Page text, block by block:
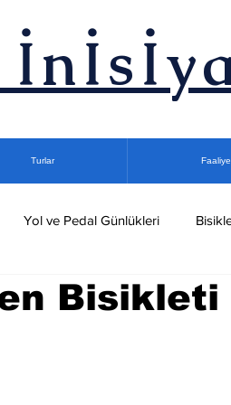
Turlar
Yol ve Pedal Günlükleri
Kuşadası Bisiklet Kampları
Bisikleti